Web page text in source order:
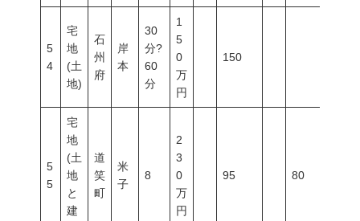
5
4
宅
地
(土
地)
石
州
府
岸
本
30
分?
60
分
1
5
0
万
円
150
5
5
宅
地
(土
地
と
建
道
笑
町
米
子
8
2
3
0
万
円
95 80